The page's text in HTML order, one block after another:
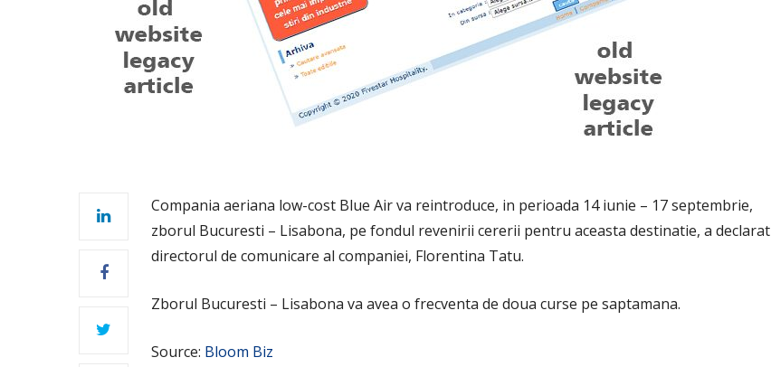
Compania aeriana low-cost Blue Air va reintroduce, in perioada 14 iunie – 17 septembrie,
zborul Bucuresti – Lisabona, pe fondul revenirii cererii pentru aceasta destinatie, a declarat
directorul de comunicare al companiei, Florentina Tatu.
Zborul Bucuresti – Lisabona va avea o frecventa de doua curse pe saptamana.
Source: Bloom Biz